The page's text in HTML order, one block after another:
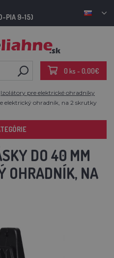
PIA 9-15)
0 ks - 0,00€
Izolátory pre elektrické ohradníky
elektrický ohradník, na 2 skrutky
DO 40 MM
OHRADNÍK, NA